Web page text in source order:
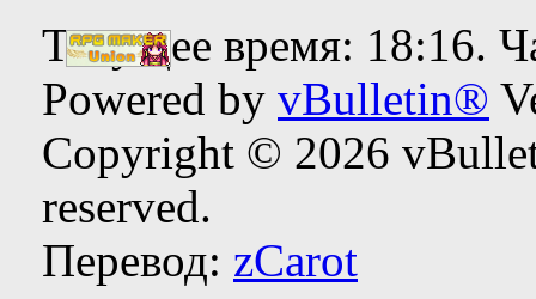
Текущее время: 18:16.
Powered by vBulletin®
Copyright © 2026
reserved.
Перевод: zCarot